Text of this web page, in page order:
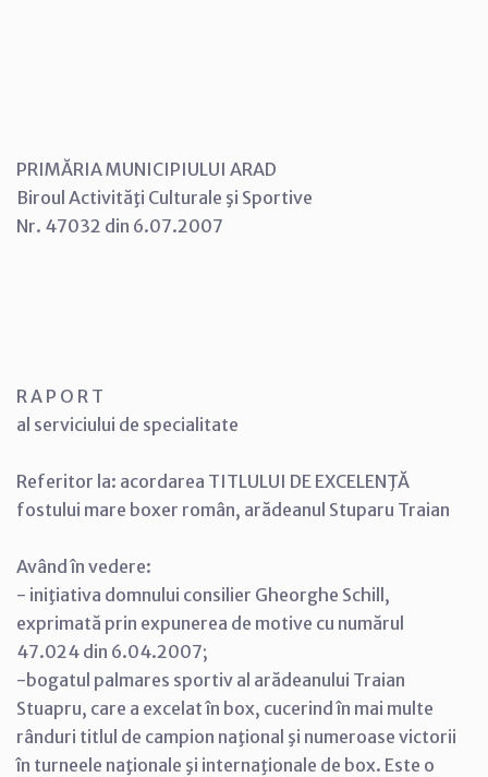
PRIMĂRIA MUNICIPIULUI ARAD
Biroul Activităţi Culturale şi Sportive
Nr. 47032 din 6.07.2007
R A P O R T
al serviciului de specialitate
Referitor la: acordarea TITLULUI DE EXCELENŢĂ
fostului mare boxer român, arădeanul Stuparu Traian
Având în vedere:
- iniţiativa domnului consilier Gheorghe Schill,
exprimată prin expunerea de motive cu numărul
47.024 din 6.04.2007;
-bogatul palmares sportiv al arădeanului Traian
Stuapru, care a excelat în box, cucerind în mai multe
rânduri titlul de campion naţional şi numeroase victorii
în turneele naţionale şi internaţionale de box. Este o